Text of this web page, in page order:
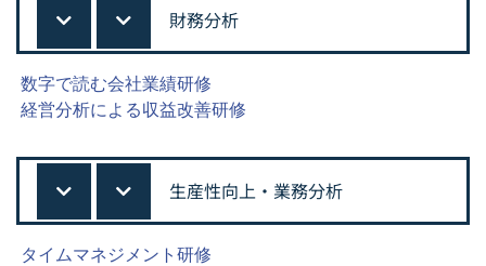
財務分析
数字で読む会社業績研修
経営分析による収益改善研修
生産性向上・業務分析
タイムマネジメント研修